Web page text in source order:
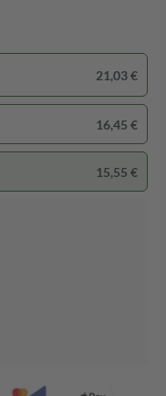
21,03 €
16,45 €
15,55 €